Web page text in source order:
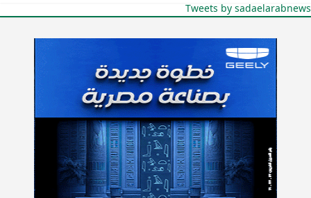
Tweets by sadaelarabnews